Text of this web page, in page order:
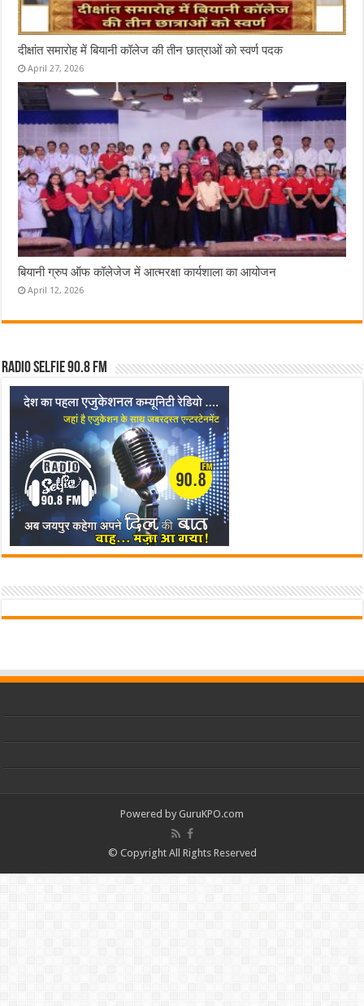
दीक्षांत समारोह में बियानी कॉलेज की तीन छात्राओं को स्वर्ण पदक
April 27, 2026
बियानी ग्रुप ऑफ कॉलेजेज में आत्मरक्षा कार्यशाला का आयोजन
April 12, 2026
Radio Selfie 90.8 FM
Powered by GuruKPO.com
© Copyright All Rights Reserved